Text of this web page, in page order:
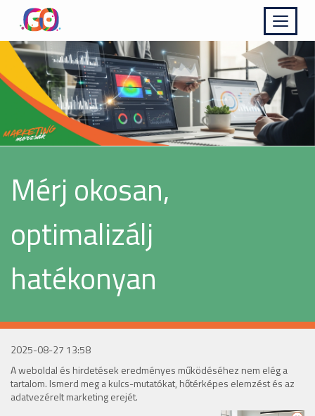
Kinyit
Mérj okosan,
optimalizálj
hatékonyan
2025-08-27 13:58
A weboldal és hirdetések eredményes működéséhez nem elég a
tartalom. Ismerd meg a kulcs-mutatókat, hőtérképes elemzést és az
adatvezérelt marketing erejét.